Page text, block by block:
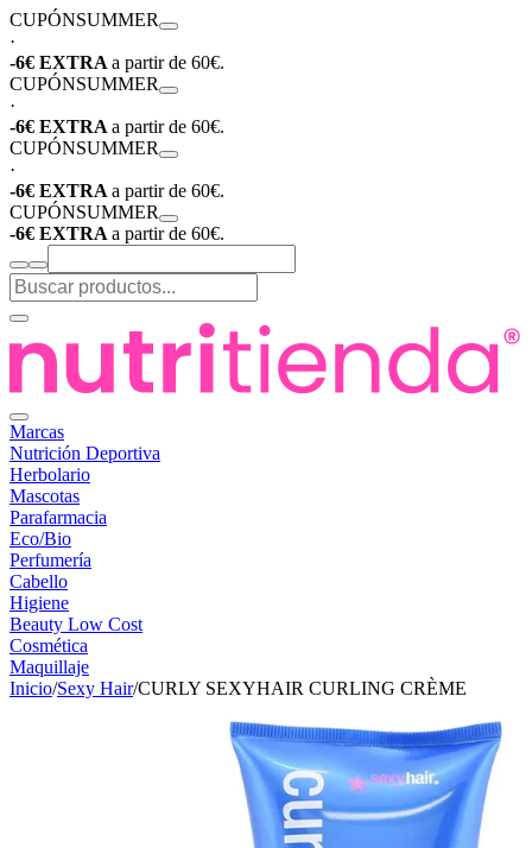
CUPÓNSUMMER
·
-6€ EXTRA a partir de 60€.
CUPÓNSUMMER
·
-6€ EXTRA a partir de 60€.
CUPÓNSUMMER
·
-6€ EXTRA a partir de 60€.
CUPÓNSUMMER
-6€ EXTRA a partir de 60€.
Marcas
Nutrición Deportiva
Herbolario
Mascotas
Parafarmacia
Eco/Bio
Perfumería
Cabello
Higiene
Beauty Low Cost
Cosmética
Maquillaje
Inicio/Sexy Hair/CURLY SEXYHAIR CURLING CRÈME